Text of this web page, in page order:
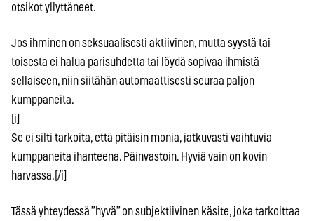
otsikot yllyttäneet.
Jos ihminen on seksuaalisesti aktiivinen, mutta syystä tai
toisesta ei halua parisuhdetta tai löydä sopivaa ihmistä
sellaiseen, niin siitähän automaattisesti seuraa paljon
kumppaneita.
[i]
Se ei silti tarkoita, että pitäisin monia, jatkuvasti vaihtuvia
kumppaneita ihanteena. Päinvastoin. Hyviä vain on kovin
harvassa.[/i]
Tässä yhteydessä ”hyvä” on subjektiivinen käsite, joka tarkoittaa